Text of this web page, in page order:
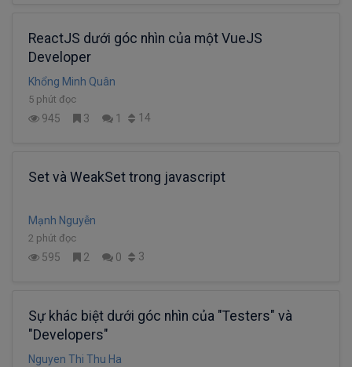
ReactJS dưới góc nhìn của một VueJS
Developer
Khổng Minh Quân
5 phút đọc
945 3 1 14
Set và WeakSet trong javascript
Mạnh Nguyễn
2 phút đọc
595 2 0 3
Sự khác biệt dưới góc nhìn của "Testers" và
"Developers"
Nguyen Thi Thu Ha